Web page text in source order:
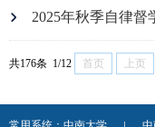
2025年秋季自律督
共176条 1/12 首页 上页